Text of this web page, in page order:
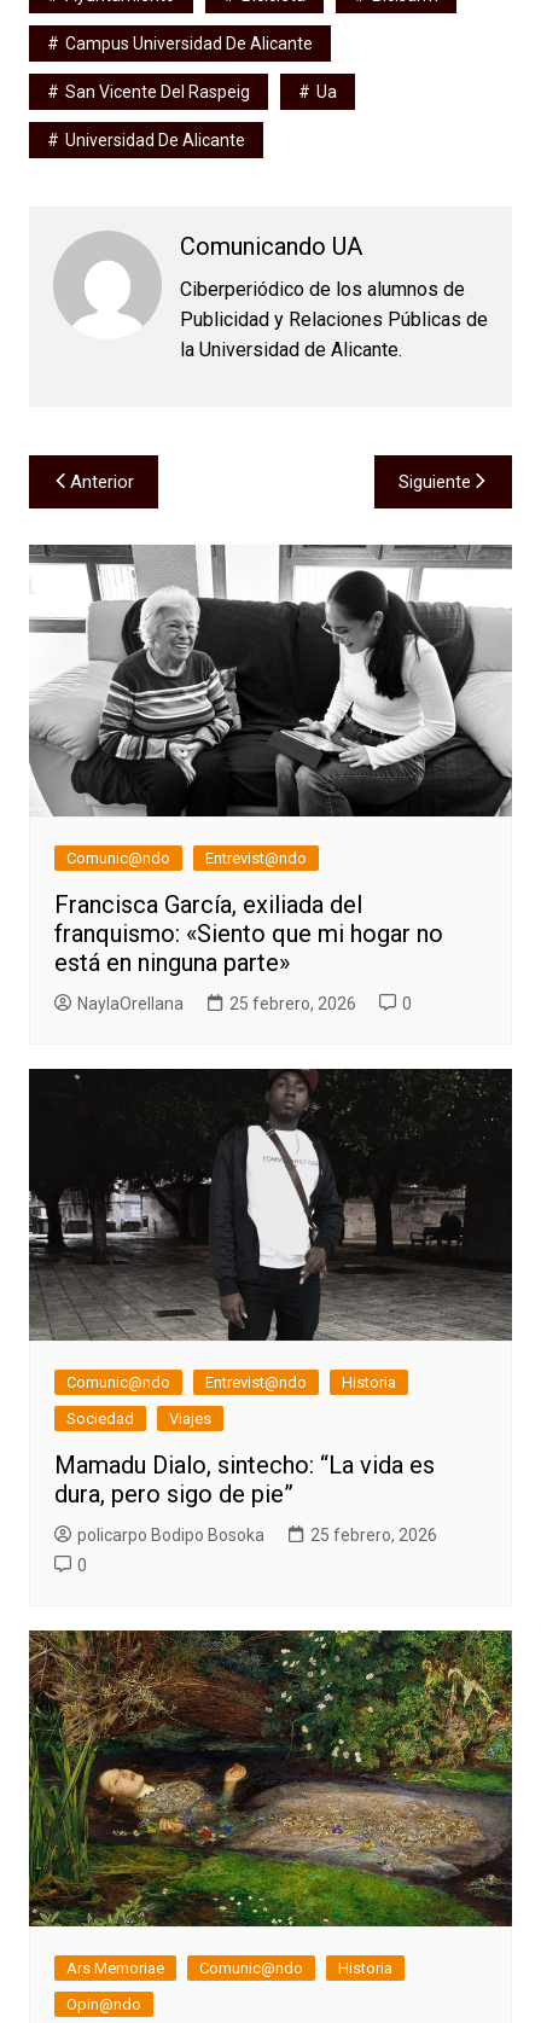
Campus Universidad De Alicante
San Vicente Del Raspeig Ua
Universidad De Alicante
Comunicando UA
Ciberperiódico de los alumnos de
Publicidad y Relaciones Públicas de
la Universidad de Alicante.
Navegación
de
entradas
Anterior Siguiente
Comunic@ndo Entrevist@ndo
Francisca García, exiliada del
franquismo: «Siento que mi hogar no
está en ninguna parte»
NaylaOrellana 25 febrero, 2026 0
Comunic@ndo Entrevist@ndo
Historia
Sociedad
Viajes
Mamadu Dialo, sintecho: “La vida es
dura, pero sigo de pie”
policarpo Bodipo Bosoka
25 febrero, 2026
0
Ars Memoriae Comunic@ndo
Historia
Opin@ndo